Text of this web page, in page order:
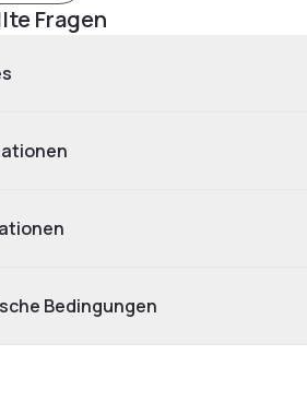
Fragen
Bedingungen